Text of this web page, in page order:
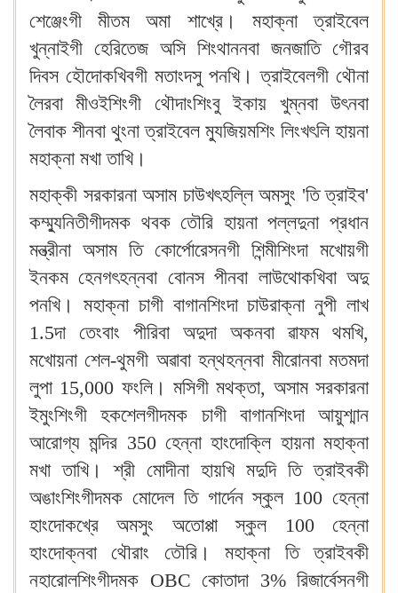
শেঞ্জেংগী মীতম অমা শাখ্রে। মহাক্না ত্রাইবেল
খুন্নাইগী হেরিতেজ অসি শিংথাননবা জনজাতি গৌরব
দিবস হৌদোকখিবগী মতাংদসু পনখি। ত্রাইবেলগী থৌনা
লৈরবা মীওইশিংগী থৌদাংশিংবু ইকায় খুম্নবা উৎনবা
লৈবাক শীনবা থুংনা ত্রাইবেল ম্যুজিয়মশিং লিংখৎলি হায়না
মহাক্না মখা তাখি।
মহাক্কী সরকারনা অসাম চাউখৎহল্লি অমসুং 'তি ত্রাইব'
কম্ম্যুনিতীগীদমক থবক তৌরি হায়না পল্লদুনা প্রধান
মন্ত্রীনা অসাম তি কোর্পোরেসনগী শিন্মীশিংদা মখোয়গী
ইনকম হেনগৎহন্নবা বোনস পীনবা লাউথোকখিবা অদু
পনখি। মহাক্না চাগী বাগানশিংদা চাউরাক্না নুপী লাখ
1.5দা তেংবাং পীরিবা অদুদা অকনবা ৱাফম থমখি,
মখোয়না শেল-থুমগী অৱাবা হন্থহন্নবা মীরোনবা মতমদা
লুপা 15,000 ফংলি। মসিগী মথক্তা, অসাম সরকারনা
ইমুংশিংগী হকশেলগীদমক চাগী বাগানশিংদা আয়ুশ্মান
আরোগ্য মন্দির 350 হেন্না হাংদোক্লি হায়না মহাক্না
মখা তাখি। শ্রী মোদীনা হায়খি মদুদি তি ত্রাইবকী
অঙাংশিংগীদমক মোদেল তি গার্দেন স্কুল 100 হেন্না
হাংদোকখ্রে অমসুং অতোপ্পা স্কুল 100 হেন্না
হাংদোক্নবা থৌরাং তৌরি। মহাক্না তি ত্রাইবকী
নহারোলশিংগীদমক OBC কোতাদা 3% রিজার্বেসনগী